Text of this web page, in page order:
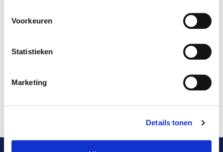
Voorkeuren
Statistieken
Marketing
Details tonen
Privacystatement
Rembrandt Nieuws